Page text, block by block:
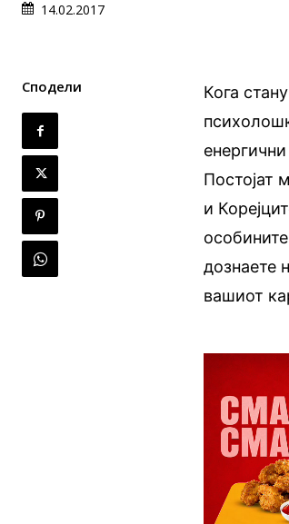
14.02.2017
Сподели
Кога
Постојат
и
дознаете
вашиот